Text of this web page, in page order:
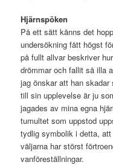
Hjärnspöken
På ett sätt känns det
undersökning fått högst
på fullt allvar beskriver
drömmar och fallit så illa
jag önskar att han
till sin upplevelse är ju
jagades av mina egna
tumultet som uppstod
tydlig symbolik i detta,
väljarna har störst
vanföreställningar.